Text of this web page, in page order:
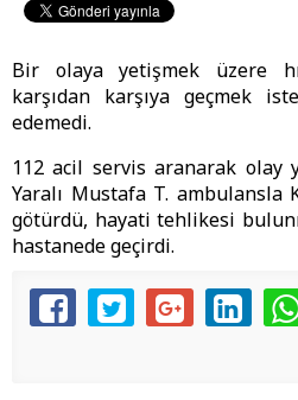
Bir olaya yetişmek üzere
karşıdan karşıya geçmek
edemedi.
112 acil servis aranarak olay
Yaralı Mustafa T. ambulansla
götürdü, hayati tehlikesi
hastanede geçirdi.